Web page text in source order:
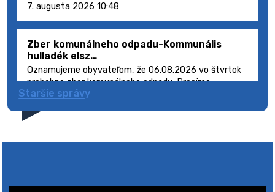
7. augusta 2026 10:48
Zber komunálneho odpadu-Kommunális
hulladék elsz…
Oznamujeme obyvateľom, že 06.08.2026 vo štvrtok
prebehne zber komunálneho odpadu. Prosíme
obyvateľov, aby smetné nádoby s odpadom vyložili
5. augusta 2026 08:41
Staršie správy